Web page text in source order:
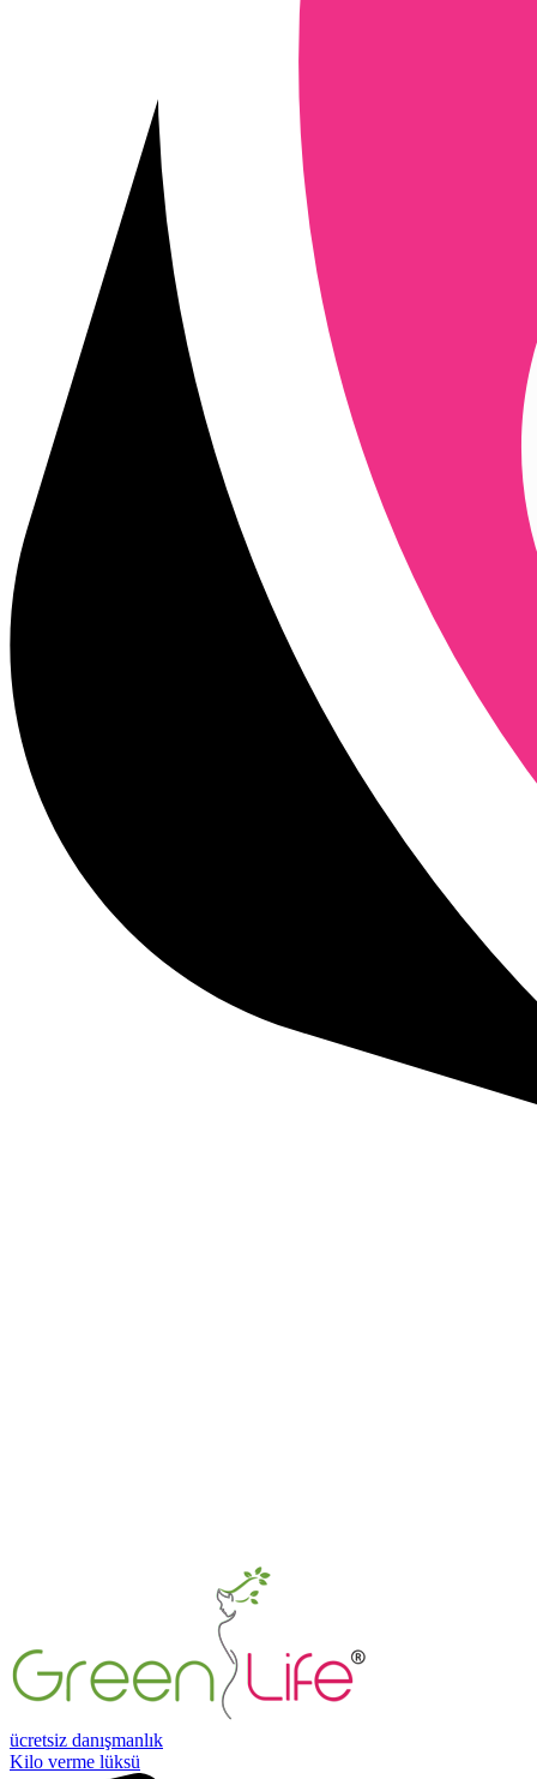
ücretsiz danışmanlık
Kilo verme lüksü